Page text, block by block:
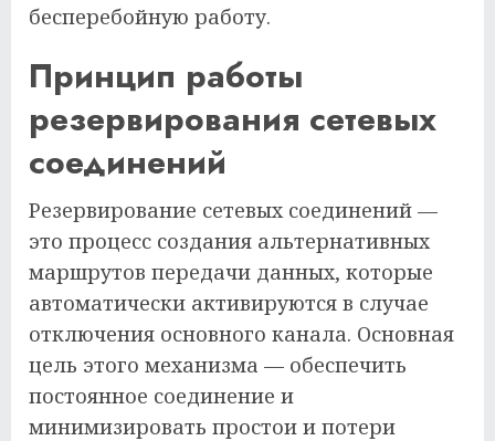
бесперебойную работу.
Принцип работы
резервирования сетевых
соединений
Резервирование сетевых соединений —
это процесс создания альтернативных
маршрутов передачи данных, которые
автоматически активируются в случае
отключения основного канала. Основная
цель этого механизма — обеспечить
постоянное соединение и
минимизировать простои и потери